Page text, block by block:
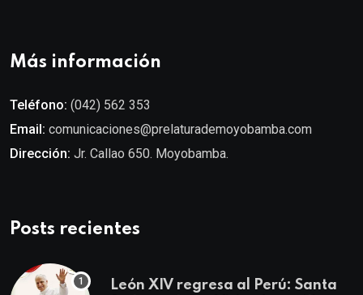
Más información
Teléfono: (042) 562 353
Email: comunicaciones@prelaturademoyobamba.com
Dirección: Jr. Callao 650. Moyobamba.
Posts recientes
León XIV regresa al Perú: Santa